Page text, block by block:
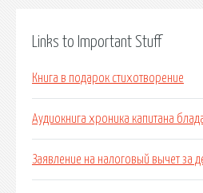
Links to Important Stuff
Книга в подарок стихотворение
Аудиокнига хроника капитана
Заявление на налоговый вычет за